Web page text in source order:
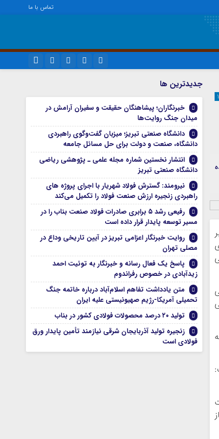
تماس با ما
سروش
ایتا
آپارات
واتساپ
رمز عبور
مرا به خاطر بسپار
اقتصاد
سیاسی
فرهنگ
جديدترين ها
خبرنگاران؛ پیشاهنگان حقیقت و سفیران آرامش در
میدان جنگ روایت‌ها
دانشگاه صنعتی تبریز؛ میزبان گفت‌وگوی راهبردی
دانشگاه، صنعت و دولت برای حل مسائل جامعه
انتشار نخستین شماره مجله علمی ـ پژوهشی ریاضی
دانشگاه صنعتی تبریز
نیرومند: گسترش فولاد شهریار با اجرای پروژه های
راهبردی زنجیره ارزش صنعت فولاد را تکمیل می‌کند
رفیعی رشد ۵ برابری صادرات فولاد صنعت بناب را در
مسیر توسعه پایدار قرار داده است
روایت خبرنگار اعزامی تبریز در آیین تاریخی وداع در
مصلی تهران
پاسخ یک فعال رسانه و خبرنگار به توئیت احمد
زیدآبادی در خصوص رفراندوم
متن یادداشت تفاهم اسلام‌آباد درباره خاتمه جنگ
تحمیلی آمریکا-رژیم صهیونیستی علیه ایران
تولید ۲۰ درصد محصولات فولادی کشور در بناب
زنجیره تولید آذربایجان شرقی نیازمند تأمین پایدار ورق
فولادی است